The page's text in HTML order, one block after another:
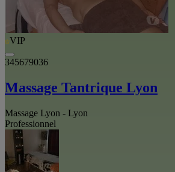
VIP
345679036
Massage Tantrique Lyon
Massage Lyon - Lyon
Professionnel